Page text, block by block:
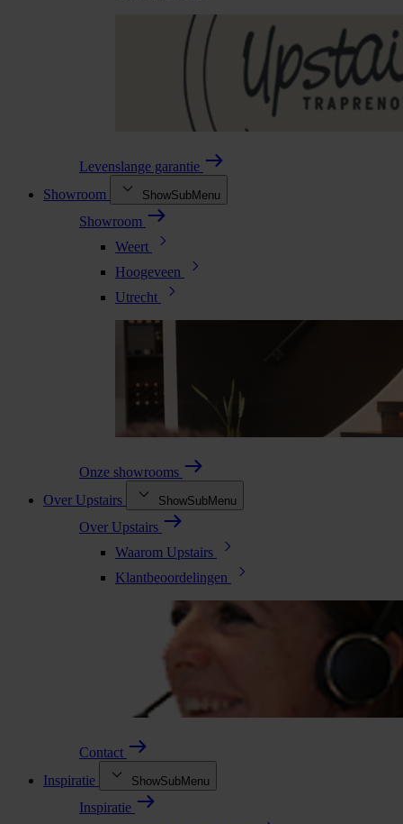
Levenslange garantie
Showroom
ShowSubMenu
Showroom
Weert
Hoogeveen
Utrecht
Onze showrooms
Over Upstairs
ShowSubMenu
Over Upstairs
Waarom Upstairs
Klantbeoordelingen
Contact
Inspiratie
ShowSubMenu
Inspiratie